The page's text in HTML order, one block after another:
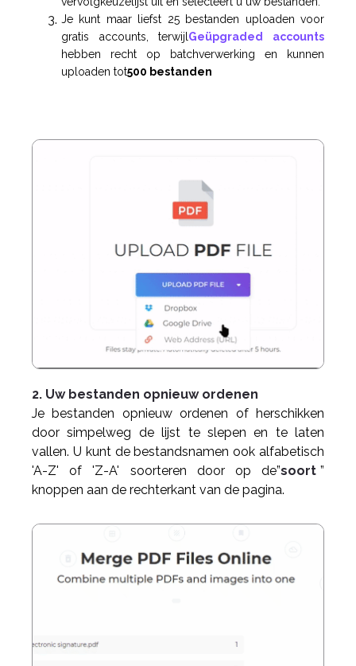
Je kunt maar liefst 25 bestanden uploaden voor
gratis accounts, terwijl Geüpgraded accounts
hebben recht op batchverwerking en kunnen
uploaden tot500 bestanden
2. Uw bestanden opnieuw ordenen
Je bestanden opnieuw ordenen of herschikken
door simpelweg de lijst te slepen en te laten
vallen. U kunt de bestandsnamen ook alfabetisch
'A-Z' of 'Z-A' soorteren door op de”soort ”
knoppen aan de rechterkant van de pagina.